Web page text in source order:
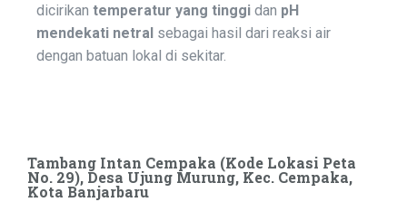
dicirikan temperatur yang tinggi dan pH
mendekati netral sebagai hasil dari reaksi air
dengan batuan lokal di sekitar.
Tambang Intan Cempaka (Kode Lokasi Peta
No. 29), Desa Ujung Murung, Kec. Cempaka,
Kota Banjarbaru